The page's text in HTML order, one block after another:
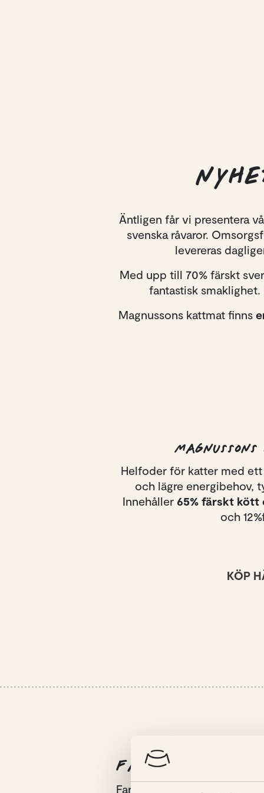
Äntligen får vi presentera
svenska råvaror.
levereras
Med upp till 70% färskt
fantastisk
Magnussons kattmat finns
Helfoder för katter med
och lägre energibehov,
Innehåller 65% färskt kött
och
KÖP
FARMOR OCH
Farmor var en sann djurvän